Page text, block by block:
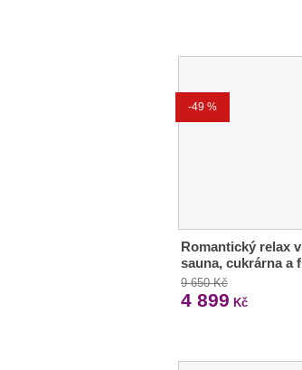
-49 %
Romantický relax
sauna, cukrárna a
9 650 Kč
4 899 Kč